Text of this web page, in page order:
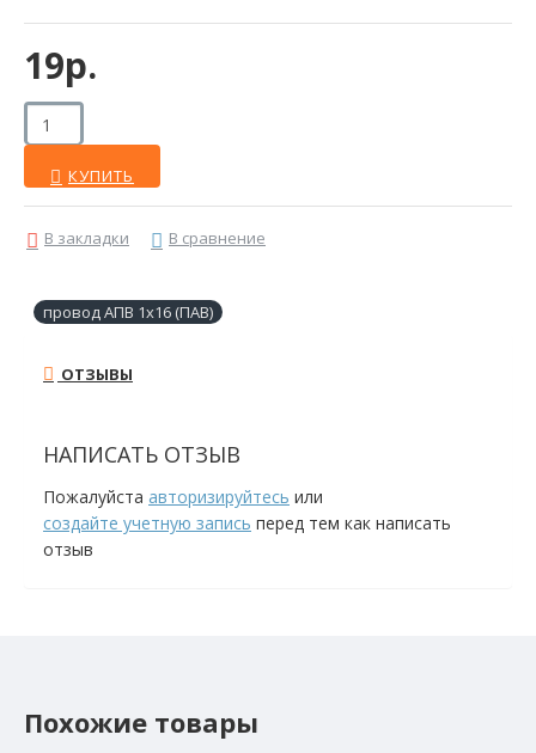
19р.
КУПИТЬ
В закладки В сравнение
провод АПВ 1х16 (ПАВ)
ОТЗЫВЫ
НАПИСАТЬ ОТЗЫВ
Пожалуйста авторизируйтесь или
создайте учетную запись перед тем как написать
отзыв
Похожие товары